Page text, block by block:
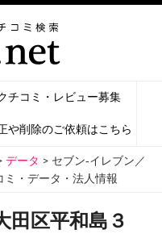
チコミ・レビュー募集
や削除のご依頼はこちら
データ > セブン‐イレブン／
・データ・法人情報
田区平和島３